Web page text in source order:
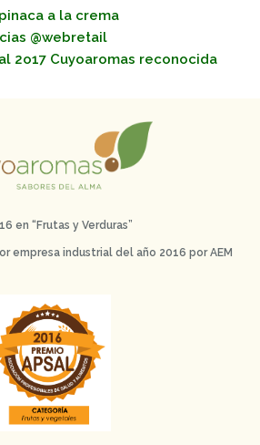
a la crema
@webretail
2o17 Cuyoaromas reconocida
en “Frutas y Verduras”
empresa industrial del año 2016 por AEM